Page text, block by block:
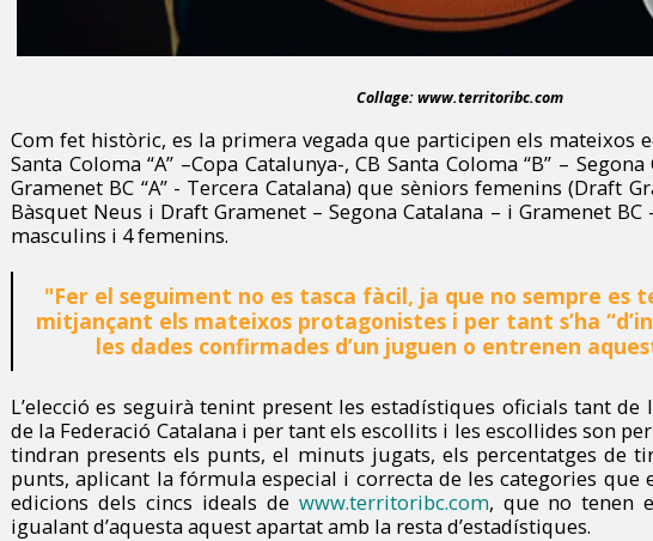
Collage: www.territoribc.com
Com fet històric, es la primera vegada que participen els mateixos
Santa Coloma “A” –Copa Catalunya-, CB Santa Coloma “B” –
Gramenet BC “A” - Tercera Catalana) que sèniors femenins (Draft
Bàsquet Neus i Draft Gramenet – Segona Catalana – i Gramenet BC
masculins i 4 femenins.
"Fer el seguiment no es tasca fàcil, ja que no sempre es
mitjançant els mateixos protagonistes i per tant s’ha
les dades confirmades d’un juguen o entrenen
L’elecció es seguirà tenint present les estadístiques oficials tant de
de la Federació Catalana i per tant els escollits i les escollides son
tindran presents els punts, el minuts jugats, els percentatges de
punts, aplicant la fórmula especial i correcta de les categories que
edicions dels cincs ideals de www.territoribc.com, que no tenen
igualant d’aquesta aquest apartat amb la resta d’estadístiques.